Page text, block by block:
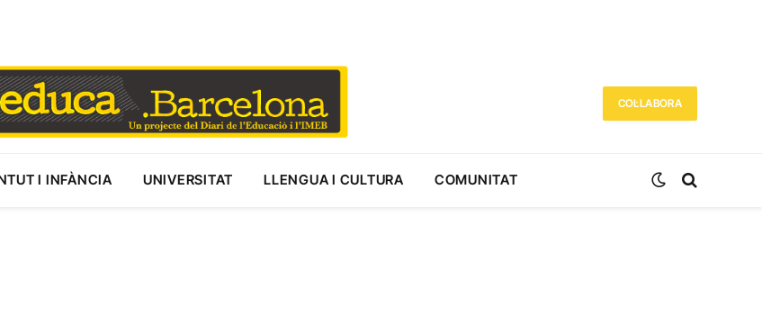
COL·LABORA
I INFÀNCIA UNIVERSITAT LLENGUA I CULTURA COMUNITAT